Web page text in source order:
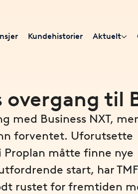
Kundehistorier Aktuelt
til
med Business NXT,
forventet. Uforutsette
Proplan måtte finne nye
start, har
rustet for fremtiden